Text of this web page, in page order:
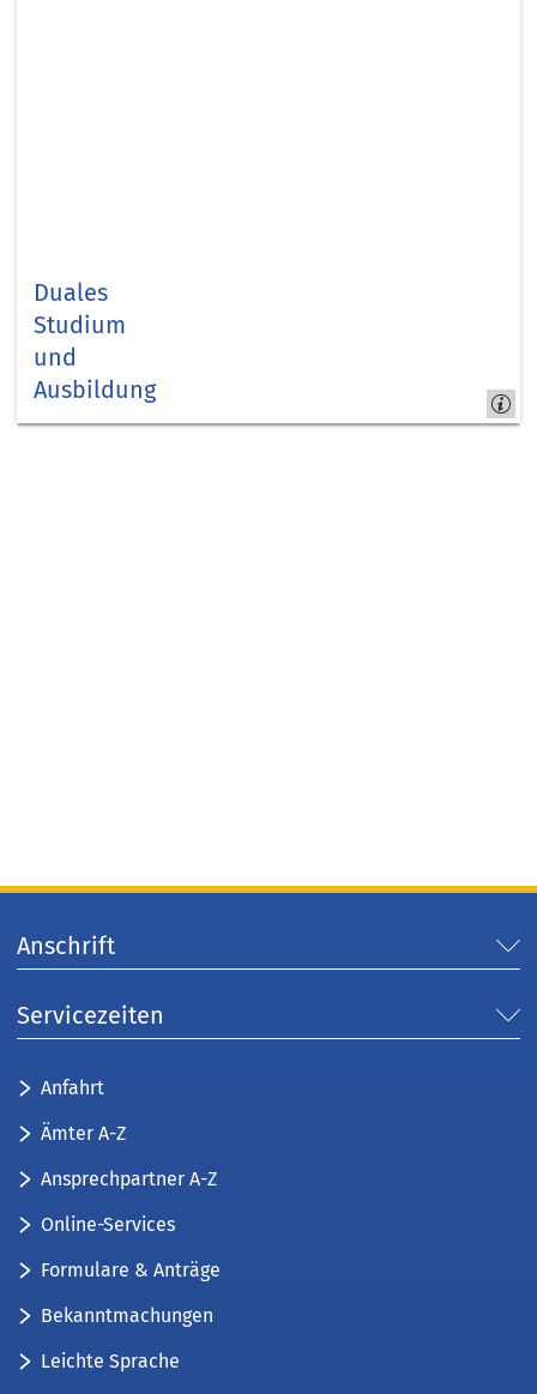
Duales
Studium
und
Ausbildung
Anschrift
Servicezeiten
Anfahrt
Ämter A-Z
Ansprechpartner A-Z
Online-Services
Formulare & Anträge
Bekanntmachungen
Leichte Sprache